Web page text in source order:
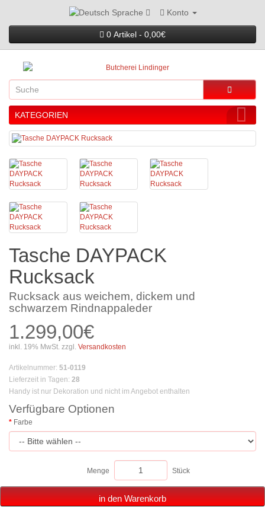
Sprache Konto
0 Artikel - 0,00€
KATEGORIEN
Tasche DAYPACK
Rucksack
Rucksack aus weichem, dickem und
schwarzem Rindnappaleder
1.299,00€
inkl. 19% MwSt. zzgl. Versandkosten
Artikelnummer: 51-0119
Lieferzeit in Tagen: 28
Handy ist nur Dekoration und nicht im Angebot enthalten
Verfügbare Optionen
Farbe
Menge Stück
in den Warenkorb